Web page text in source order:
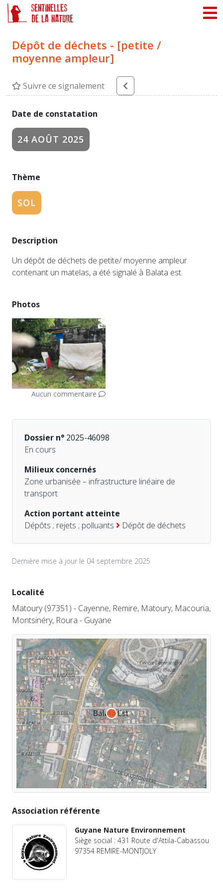
Dépôt de déchets - [petite /
moyenne ampleur]
Suivre ce signalement
Date de constatation
24 AOÛT 2025
Thème
SOL
Description
Un dépôt de déchets de petite/ moyenne ampleur
contenant un matelas, a été signalé à Balata est.
Photos
Aucun commentaire
Dossier n° 2025-46098
En cours
Milieux concernés
Zone urbanisée – infrastructure linéaire de
transport
Action portant atteinte
Dépôts ; rejets ; polluants
Dépôt de déchets
Dernière mise à jour le 04 septembre 2025
Localité
Matoury (97351) - Cayenne, Remire, Matoury, Macouria,
Montsinéry, Roura - Guyane
Association référente
Guyane Nature Environnement
Siège social : 431 Route d'Attila-Cabassou
97354 REMIRE-MONTJOLY
Panneau de gestion des cookies